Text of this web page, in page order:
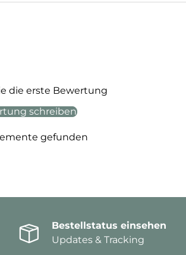
die erste Bewertung
schreiben
gefunden
Bestellstatus einsehen
Updates & Tracking